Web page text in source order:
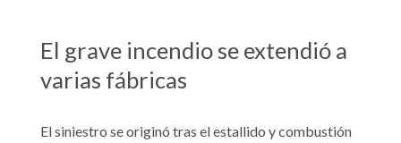
El grave incendio se extendió a
varias fábricas
El siniestro se originó tras el estallido y combustión